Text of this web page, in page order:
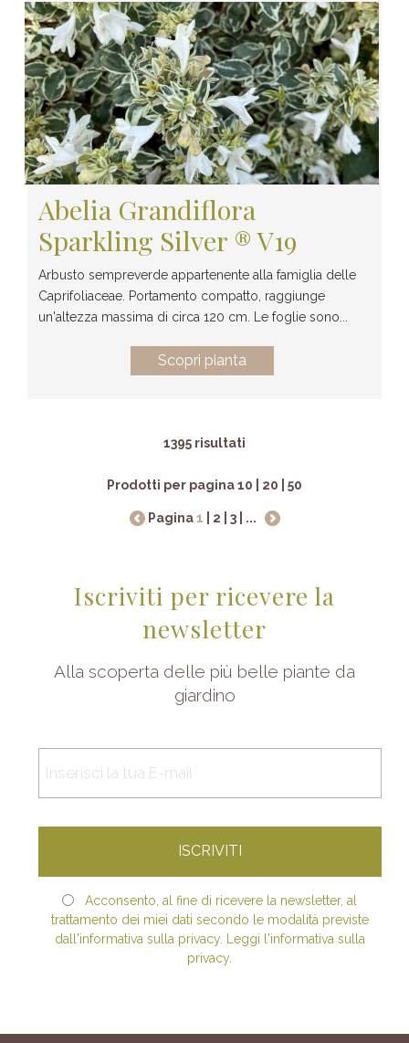
Abelia Grandiflora
Sparkling Silver ® V19
Arbusto sempreverde appartenente alla famiglia delle
Caprifoliaceae. Portamento compatto, raggiunge
un'altezza massima di circa 120 cm. Le foglie sono...
Scopri pianta
1395 risultati
Prodotti per pagina10 20 50
Pagina1 2 3| ...
Iscriviti per ricevere la
newsletter
Alla scoperta delle più belle piante da
giardino
Acconsento, al fine di ricevere la newsletter, al
trattamento dei miei dati secondo le modalità previste
dall'informativa sulla privacy. Leggi l'informativa sulla
privacy.